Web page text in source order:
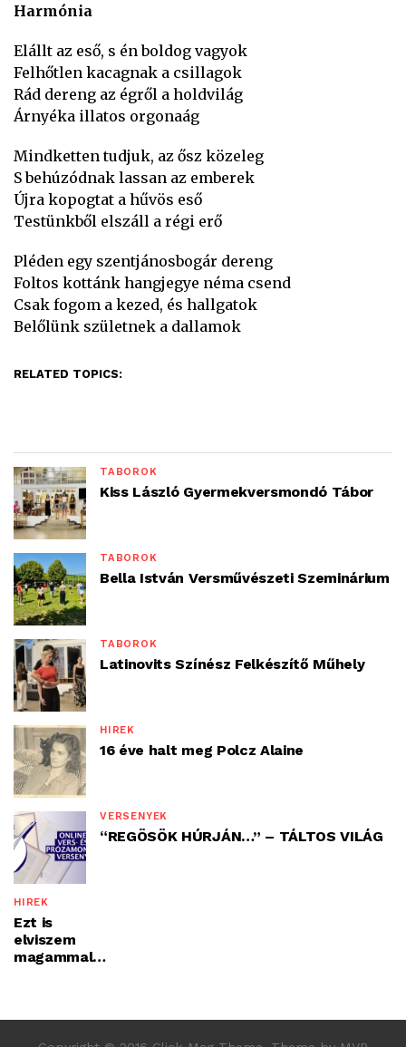
Harmónia
Elállt az eső, s én boldog vagyok
Felhőtlen kacagnak a csillagok
Rád dereng az égről a holdvilág
Árnyéka illatos orgonaág
Mindketten tudjuk, az ősz közeleg
S behúzódnak lassan az emberek
Újra kopogtat a hűvös eső
Testünkből elszáll a régi erő
Pléden egy szentjánosbogár dereng
Foltos kottánk hangjegye néma csend
Csak fogom a kezed, és hallgatok
Belőlünk születnek a dallamok
RELATED TOPICS:
TÁBOROK
Kiss László Gyermekversmondó Tábor
TÁBOROK
Bella István Versművészeti Szeminárium
TÁBOROK
Latinovits Színész Felkészítő Műhely
HÍREK
16 éve halt meg Polcz Alaine
VERSENYEK
“REGÖSÖK HÚRJÁN…” – TÁLTOS VILÁG
HÍREK
Ezt is
elviszem
magammal…